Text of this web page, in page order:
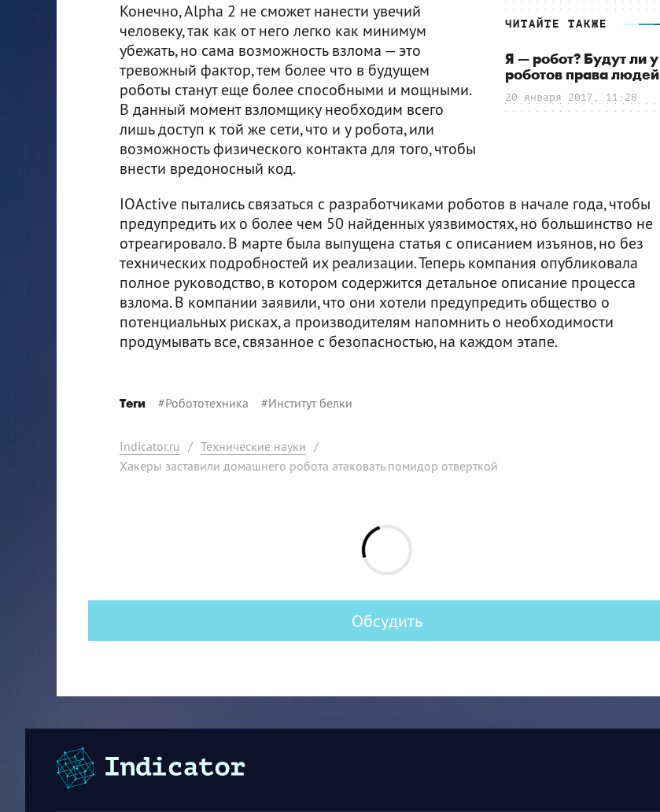
ЧИТАЙТЕ ТАКЖЕ
Я — робот? Будут ли у
роботов права людей
20 января 2017, 11:28
Конечно, Alpha 2 не сможет нанести увечий
человеку, так как от него легко как минимум
убежать, но сама возможность взлома — это
тревожный фактор, тем более что в будущем
роботы станут еще более способными и мощными.
В данный момент взломщику необходим всего
лишь доступ к той же сети, что и у робота, или
возможность физического контакта для того, чтобы
внести вредоносный код.
IOActive пытались связаться с разработчиками роботов в начале года, чтобы
предупредить их о более чем 50 найденных уязвимостях, но большинство не
отреагировало. В марте была выпущена статья с описанием изъянов, но без
технических подробностей их реализации. Теперь компания опубликовала
полное руководство, в котором содержится детальное описание процесса
взлома. В компании заявили, что они хотели предупредить общество о
потенциальных рисках, а производителям напомнить о необходимости
продумывать все, связанное с безопасностью, на каждом этапе.
Теги #Робототехника #Институт белки
Indicator.ru / Технические науки /
Хакеры заставили домашнего робота атаковать помидор отверткой
Обсудить